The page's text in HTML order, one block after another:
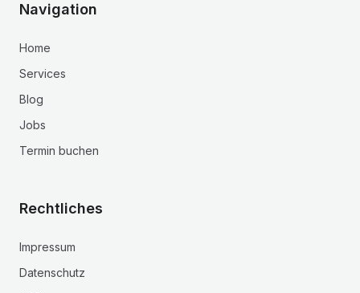
Navigation
Home
Services
Blog
Jobs
Termin buchen
Rechtliches
Impressum
Datenschutz